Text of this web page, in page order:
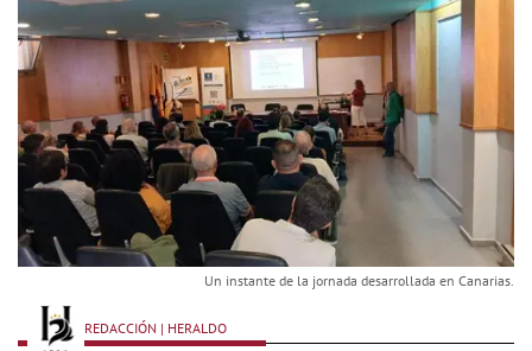
Un instante de la jornada desarrollada en Canarias.
REDACCIÓN | HERALDO